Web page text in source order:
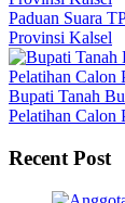
Paduan Suara
Provinsi Kalsel
Bupati Tanah
Pelatihan Calon
Recent Post